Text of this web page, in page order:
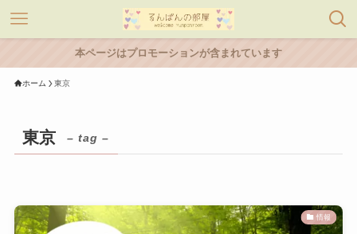
本ページはプロモーションが含まれています
ホーム 東京
東京 – tag –
情報